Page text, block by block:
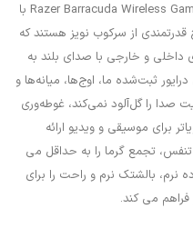
هدفون گیمینگ Razer Barracuda Wireless Gaming & Mobile Headset با
از سرکوب نویز هستند که
و خارجی با صدای بلند به
طراحی 3 قسمتی درایور ثبت‌شده ما، اوج‌ها، میانه‌ها و
صدا را گل‌آلود نمی‌کند، غوطه‌وری
برای موسیقی و ویدیو ارائه
تجمع گرما را به حداقل می
نرم، بالشتک نرم و راحت را برای
فراهم می کند.